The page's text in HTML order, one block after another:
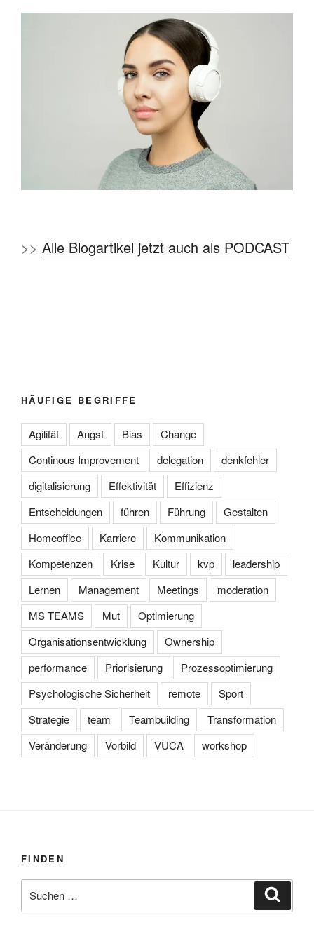
>> Alle Blogartikel jetzt auch als PODCAST
HÄUFIGE BEGRIFFE
Agilität Angst Bias
Change
Continous Improvement
delegation
denkfehler
digitalisierung
Effektivität
Effizienz
Entscheidungen
führen Führung
Gestalten
Homeoffice
Karriere
Kommunikation
Kompetenzen
Krise Kultur kvp
leadership
Lernen
Management Meetings
moderation
MS TEAMS
Mut
Optimierung
Organisationsentwicklung
Ownership
performance
Priorisierung
Prozessoptimierung
Psychologische Sicherheit
remote
Sport
Strategie
team Teambuilding
Transformation
Veränderung
Vorbild VUCA workshop
FINDEN
nach: